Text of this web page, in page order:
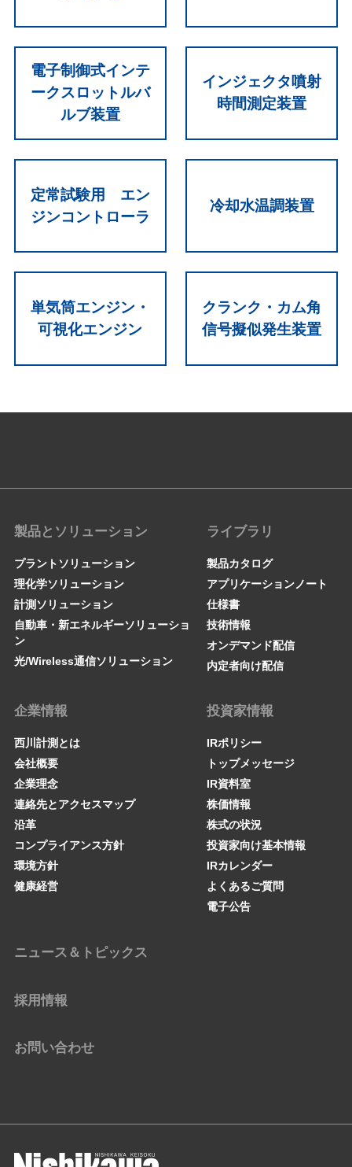
電子制御式インテ
ークスロットルバ
ルブ装置
インジェクタ噴射
時間測定装置
定常試験用 エン
ジンコントローラ
冷却水温調装置
単気筒エンジン・
可視化エンジン
クランク・カム角
信号擬似発生装置
製品とソリューション
プラントソリューション
理化学ソリューション
計測ソリューション
自動車・新エネルギーソリューショ
ン
光/Wireless通信ソリューション
ライブラリ
製品カタログ
アプリケーションノート
仕様書
技術情報
オンデマンド配信
内定者向け配信
企業情報
西川計測とは
会社概要
企業理念
連絡先とアクセスマップ
沿革
コンプライアンス方針
環境方針
健康経営
投資家情報
IRポリシー
トップメッセージ
IR資料室
株価情報
株式の状況
投資家向け基本情報
IRカレンダー
よくあるご質問
電子公告
ニュース＆トピックス
採用情報
お問い合わせ